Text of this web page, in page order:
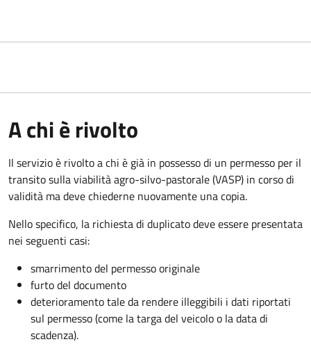
A chi è rivolto
Il servizio è rivolto a chi è già in possesso di un permesso per il
transito sulla viabilità agro-silvo-pastorale (VASP) in corso di
validità ma deve chiederne nuovamente una copia.
Nello specifico, la richiesta di duplicato deve essere presentata
nei seguenti casi:
smarrimento del permesso originale
furto del documento
deterioramento tale da rendere illeggibili i dati riportati
sul permesso (come la targa del veicolo o la data di
scadenza).